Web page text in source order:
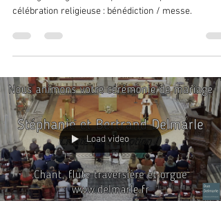
célébration religieuse : bénédiction / messe.
Load video